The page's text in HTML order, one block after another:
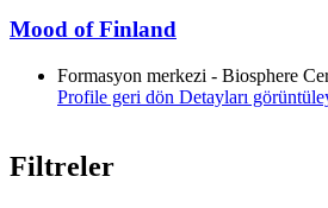
Mood of Finland
Formasyon merkezi - Biosphere
Profile geri dön Detayları
Filtreler